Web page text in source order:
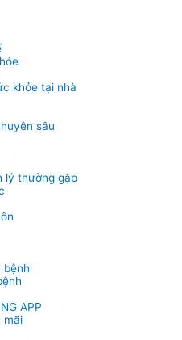
khỏe tại nhà
sâu
lý thường gặp
bệnh
APP
mãi